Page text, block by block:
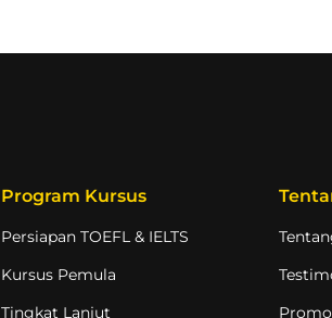
Program Kursus
Persiapan TOEFL & IELTS
Kursus Pemula
Tingkat Lanjut
Promo